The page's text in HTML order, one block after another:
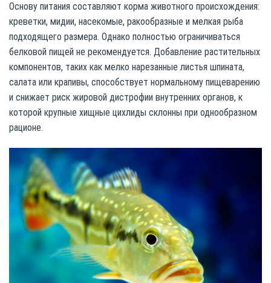
Основу питания составляют корма животного происхождения:
креветки, мидии, насекомые, ракообразные и мелкая рыба
подходящего размера. Однако полностью ограничиваться
белковой пищей не рекомендуется. Добавление растительных
компонентов, таких как мелко нарезанные листья шпината,
салата или крапивы, способствует нормальному пищеварению
и снижает риск жировой дистрофии внутренних органов, к
которой крупные хищные цихлиды склонны при однообразном
рационе.